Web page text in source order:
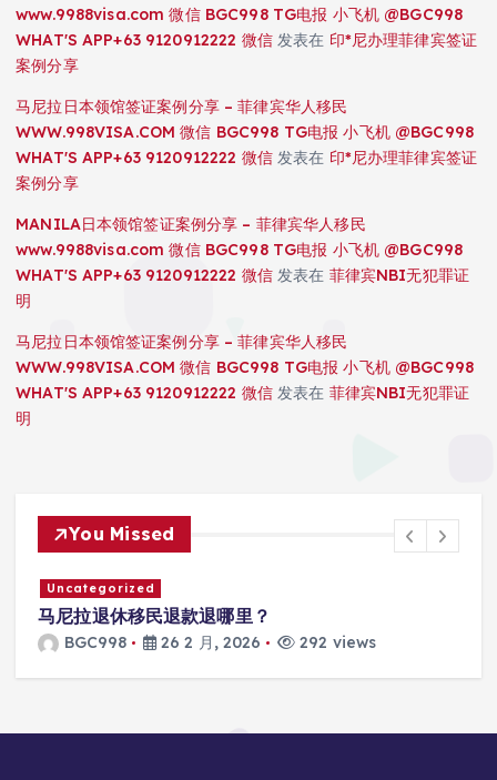
www.9988visa.com 微信 BGC998 TG电报 小飞机 @BGC998
WHAT'S APP+63 9120912222 微信发表在 印*尼办理菲律宾签证
案例分享
马尼拉日本领馆签证案例分享 – 菲律宾华人移民
WWW.998VISA.COM 微信 BGC998 TG电报 小飞机 @BGC998
WHAT'S APP+63 9120912222 微信发表在 印*尼办理菲律宾签证
案例分享
MANILA日本领馆签证案例分享 – 菲律宾华人移民
www.9988visa.com 微信 BGC998 TG电报 小飞机 @BGC998
WHAT'S APP+63 9120912222 微信发表在 菲律宾NBI无犯罪证
明
马尼拉日本领馆签证案例分享 – 菲律宾华人移民
WWW.998VISA.COM 微信 BGC998 TG电报 小飞机 @BGC998
WHAT'S APP+63 9120912222 微信发表在 菲律宾NBI无犯罪证
明
You Missed
Uncategorized
马尼拉退休移民退款退哪里？
BGC998 26 2 月, 2026 292 views